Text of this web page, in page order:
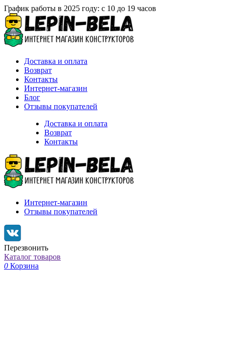
График работы в 2025 году: с 10 до 19 часов
Доставка и оплата
Возврат
Контакты
Интернет-магазин
Блог
Отзывы покупателей
Доставка и оплата
Возврат
Контакты
Интернет-магазин
Отзывы покупателей
Перезвонить
Каталог товаров
0 Корзина